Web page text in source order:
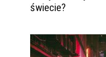
świecie?